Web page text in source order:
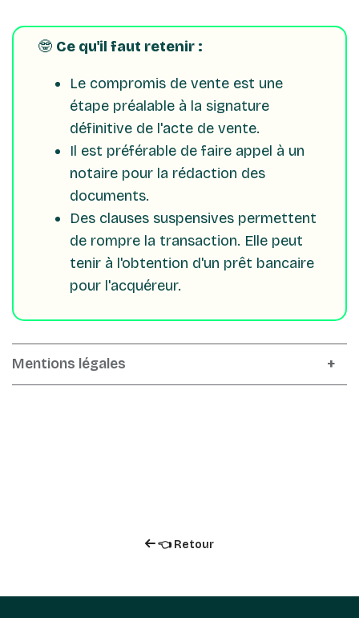
🤓 Ce qu'il faut retenir :
Le compromis de vente est une
étape préalable à la signature
définitive de l'acte de vente.
Il est préférable de faire appel à un
notaire pour la rédaction des
documents.
Des clauses suspensives permettent
de rompre la transaction. Elle peut
tenir à l'obtention d'un prêt bancaire
pour l'acquéreur.
Mentions légales
👈 Retour